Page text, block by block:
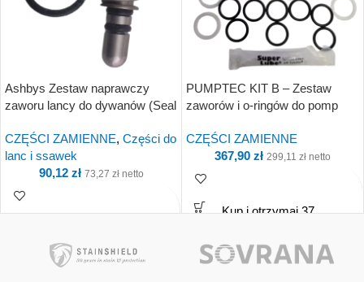
Ashbys Zestaw naprawczy
zaworu lancy do dywanów (Seal
CZĘŚCI ZAMIENNE, Części do
lanc i ssawek
90,12 zł 73,27 złnetto
PUMPTEC KIT B – Zestaw
zaworów i o-ringów do pomp
CZĘŚCI ZAMIENNE
367,90 zł 299,11 złnetto
Kup i otrzymaj 37